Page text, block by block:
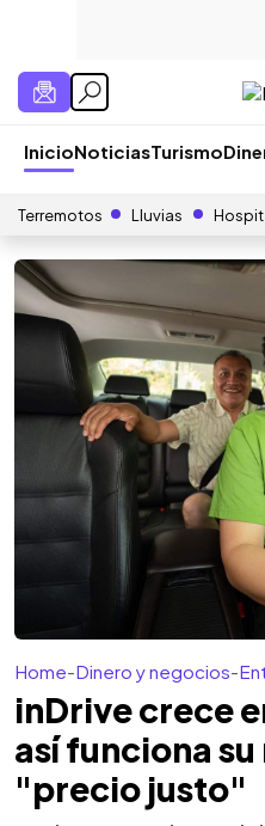
InicioNoticiasTurismo
Terremotos Lluvias
Home-Dinero y negocios-
inDrive crece
así funciona
"precio justo"